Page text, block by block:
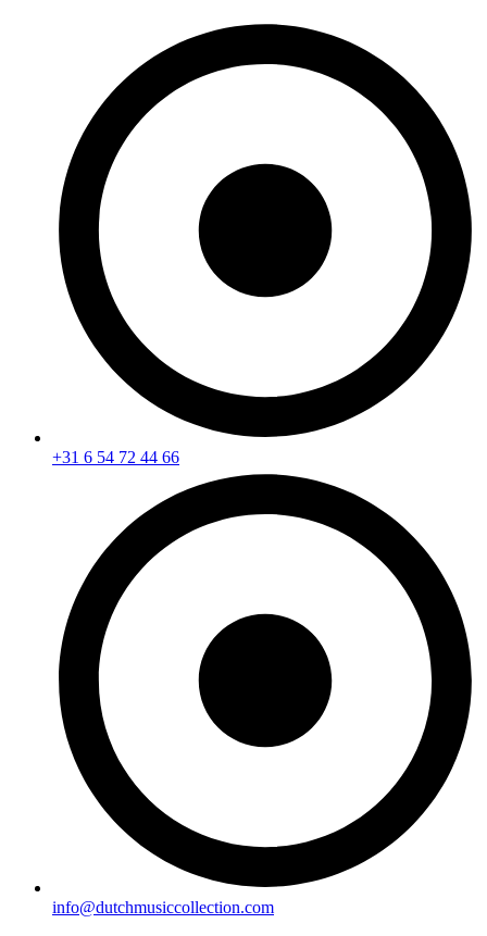
+31 6 54 72 44 66
info@dutchmusiccollection.com